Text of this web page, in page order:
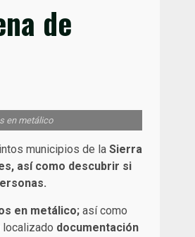
de
en metálico
municipios de la Sierra
, así como descubrir si
en metálico; así como
localizado documentación